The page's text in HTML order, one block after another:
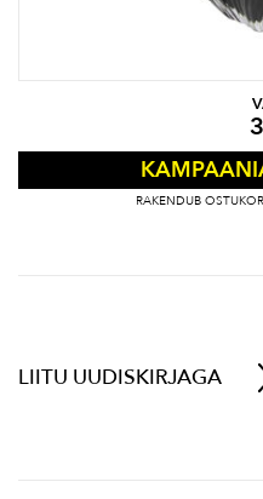
RAKENDUB
LIITU UUDISKIRJAGA